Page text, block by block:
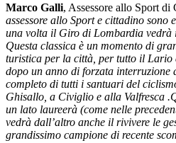
Marco Galli, Assessore allo Sport di
assessore allo Sport e cittadino sono
una volta il Giro di Lombardia
Questa classica è un momento di
turistica per la città, per tutto il Lario
dopo un anno di forzata interruzione
completo di tutti i santuari del
Ghisallo, a Civiglio e alla Valfresca
un lato laureerà (come nelle
vedrà dall’altro anche il rivivere le
grandissimo campione di recente